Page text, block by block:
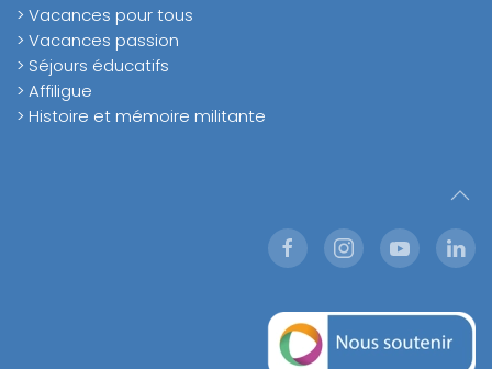
> Vacances pour tous
> Vacances passion
> Séjours éducatifs
> Affiligue
> Histoire et mémoire militante